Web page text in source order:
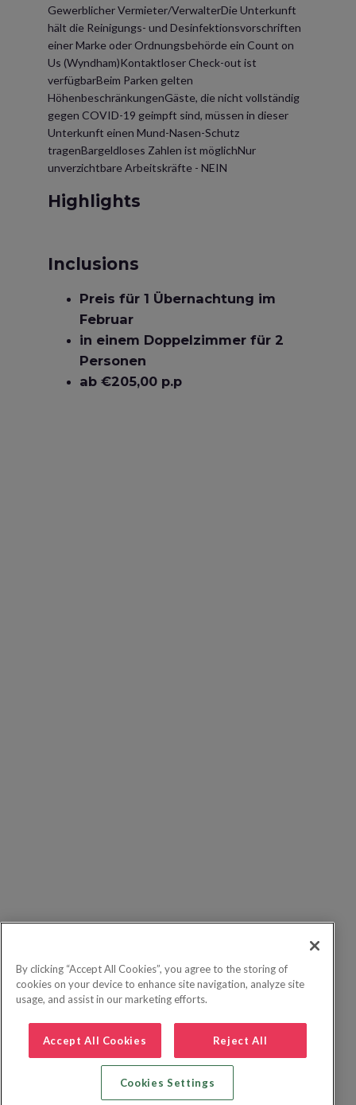
Gewerblicher Vermieter/VerwalterDie Unterkunft
hält die Reinigungs- und Desinfektionsvorschriften
einer Marke oder Ordnungsbehörde ein Count on
Us (Wyndham)Kontaktloser Check-out ist
verfügbarBeim Parken gelten
HöhenbeschränkungenGäste, die nicht vollständig
gegen COVID-19 geimpft sind, müssen in dieser
Unterkunft einen Mund-Nasen-Schutz
tragenBargeldloses Zahlen ist möglichNur
unverzichtbare Arbeitskräfte - NEIN
Highlights
Inclusions
Preis für 1 Übernachtung im
Februar
in einem Doppelzimmer für 2
Personen
ab €205,00 p.p
By clicking “Accept All Cookies”, you agree to the storing of
cookies on your device to enhance site navigation, analyze site
usage, and assist in our marketing efforts.
Accept All Cookies Reject All
Cookies Settings